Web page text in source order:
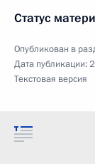
Статус
Опубликован в
Дата публикации:
Текстовая версия